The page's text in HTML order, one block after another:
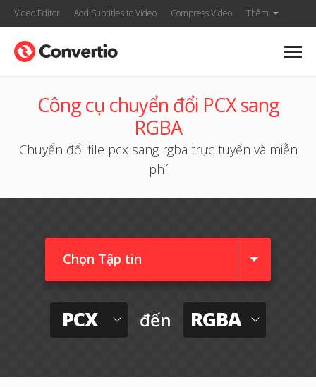
Video Editor Add Subtitles to Video Compress Video Thêm
Công cụ chuyển đổi PCX sang
RGBA
Chuyển đổi file pcx sang rgba trực tuyến và miễn
phí
Chọn Tập tin
PCX đến RGBA